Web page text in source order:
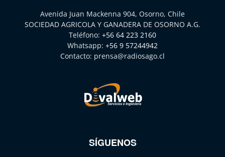
Avenida Juan Mackenna 904, Osorno, Chile
SOCIEDAD AGRICOLA Y GANADERA DE OSORNO A.G.
Teléfono: +56 64 223 2160
Whatsapp: +56 9 57244942
Contacto: prensa@radiosago.cl
SÍGUENOS